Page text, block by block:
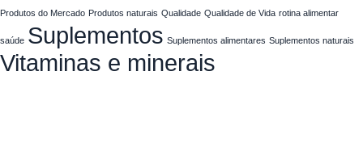
Produtos do Mercado Produtos naturais Qualidade Qualidade de Vida rotina alimentar
saúde Suplementos Suplementos alimentares Suplementos naturais
Vitaminas e minerais